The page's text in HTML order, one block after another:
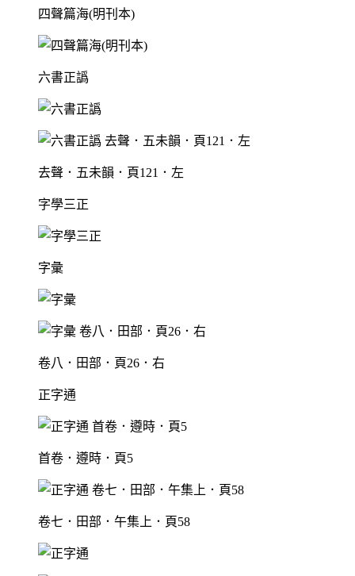
四聲篇海(明刊本)
六書正譌
去聲．五未韻．頁121．左
字學三正
字彙
卷八．田部．頁26．右
正字通
首卷．遵時．頁5
卷七．田部．午集上．頁58